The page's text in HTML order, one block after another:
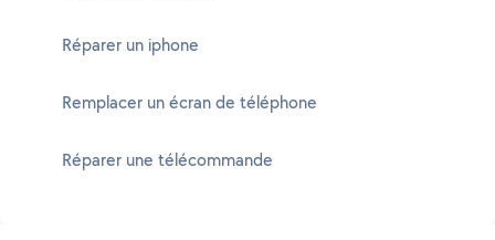
Réparer un iphone
Remplacer un écran de téléphone
Réparer une télécommande